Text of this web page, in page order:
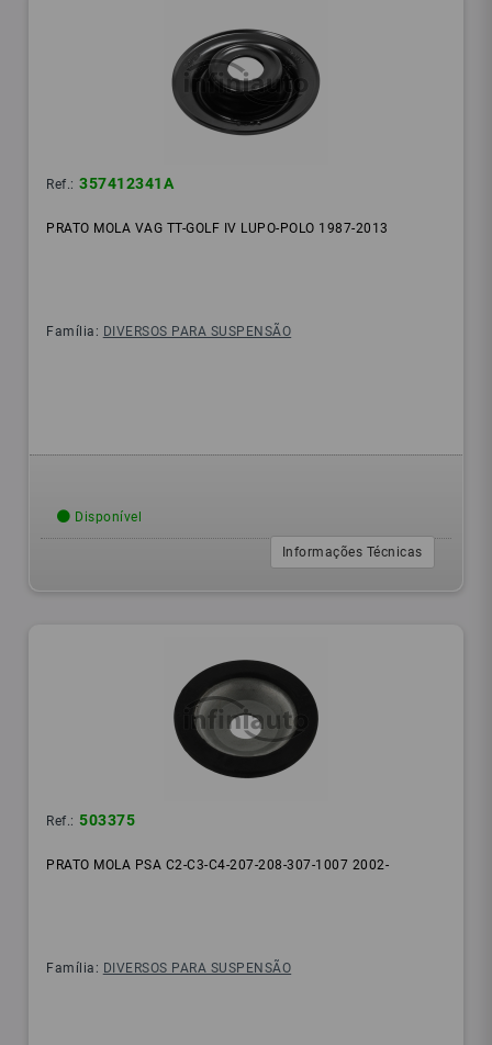
Ref.: 357412341A
PRATO MOLA VAG TT-GOLF IV LUPO-POLO 1987-2013
Família: DIVERSOS PARA SUSPENSÃO
Disponível
Informações Técnicas
Ref.: 503375
PRATO MOLA PSA C2-C3-C4-207-208-307-1007 2002-
Família: DIVERSOS PARA SUSPENSÃO